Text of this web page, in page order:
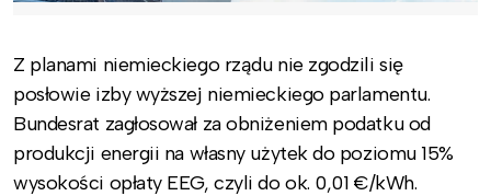
Z planami niemieckiego rządu nie zgodzili się
posłowie izby wyższej niemieckiego parlamentu.
Bundesrat zagłosował za obniżeniem podatku od
produkcji energii na własny użytek do poziomu 15%
wysokości opłaty EEG, czyli do ok. 0,01 €/kWh.